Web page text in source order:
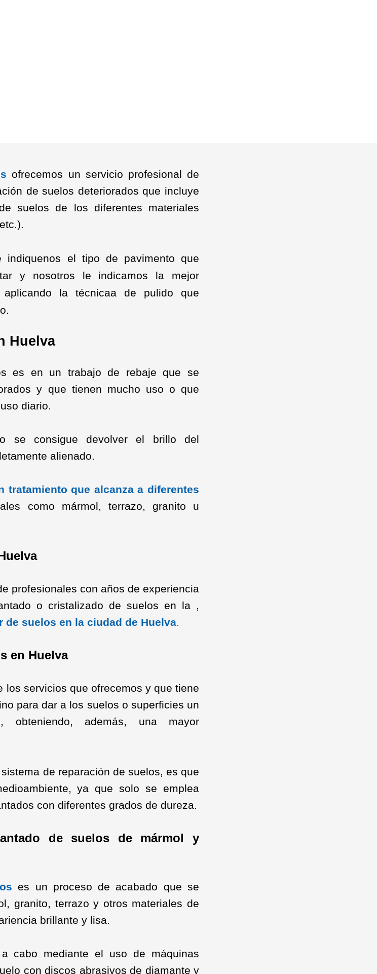
ofrecemos un servicio profesional de
de suelos deteriorados que incluye
suelos de los diferentes materiales
indiquenos el tipo de pavimento que
y nosotros le indicamos la mejor
la técnicaa de pulido que
Huelva
es en un trabajo de rebaje que se
y que tienen mucho uso o que
diario.
se consigue devolver el brillo del
alienado.
tratamiento que alcanza a diferentes
como mármol, terrazo, granito u
profesionales con años de experiencia
o cristalizado de suelos en la ,
de suelos en la ciudad de Huelva.
en Huelva
los servicios que ofrecemos y que tiene
para dar a los suelos o superficies un
obteniendo, además, una mayor
de reparación de suelos, es que
ya que solo se emplea
con diferentes grados de dureza.
de suelos de mármol y
es un proceso de acabado que se
granito, terrazo y otros materiales de
brillante y lisa.
cabo mediante el uso de máquinas
con discos abrasivos de diamante y